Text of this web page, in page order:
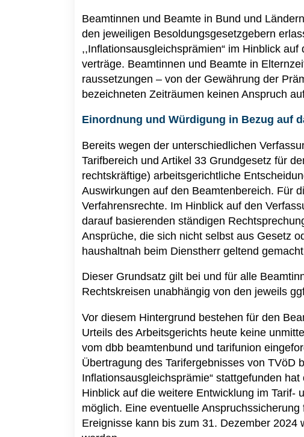
Beamtinnen und Beamte in Bund und
den jeweiligen Besoldungsgesetzgebern
,,Inflationsausgleichsprämien“ im Hinblick
verträge. Beamtinnen und Beamte in
raussetzungen – von der Gewährung der
bezeichneten Zeiträumen keinen Anspruch
Einordnung und Würdigung in Bezug auf
Bereits wegen der unterschiedlichen
Tarifbereich und Artikel 33 Grundgesetz für
rechtskräftige) arbeitsgerichtliche
Auswirkungen auf den Beamtenbereich. Für
Verfahrensrechte. Im Hinblick auf den
darauf basierenden ständigen
Ansprüche, die sich nicht selbst aus Gesetz
haushaltnah beim Dienstherr geltend
Dieser Grundsatz gilt bei und für alle
Rechtskreisen unabhängig von den jeweils
Vor diesem Hintergrund bestehen für den
Urteils des Arbeitsgerichts heute keine
vom dbb beamtenbund und tarifunion
Übertragung des Tarifergebnisses von TVöD
Inflationsausgleichsprämie“ stattgefunden
Hinblick auf die weitere Entwicklung im Tarif-
möglich. Eine eventuelle
Ereignisse kann bis zum 31. Dezember